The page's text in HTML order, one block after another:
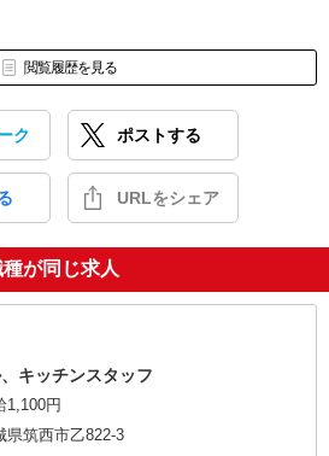
閲覧履歴を見る
ク ポストする
URLをシェア
が同じ求人
キッチンスタッフ
1,100円
県筑西市乙822-3